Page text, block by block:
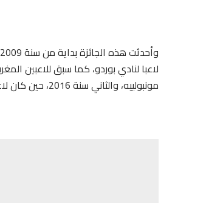
مونبولييه، والثاني سنة 2016، حين كان لاعبا لنادي ليل.